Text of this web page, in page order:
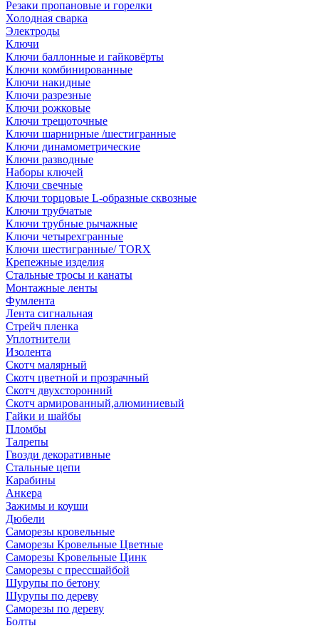
Резаки пропановые и горелки
Холодная сварка
Электроды
Ключи
Ключи баллонные и гайковёрты
Ключи комбинированные
Ключи накидные
Ключи разрезные
Ключи рожковые
Ключи трещоточные
Ключи шарнирные /шестигранные
Ключи динамометрические
Ключи разводные
Наборы ключей
Ключи свечные
Ключи торцовые L-образные сквозные
Ключи трубчатые
Ключи трубные рычажные
Ключи четырехгранные
Ключи шестигранные/ TORX
Крепежные изделия
Стальные тросы и канаты
Монтажные ленты
Фумлента
Лента сигнальная
Стрейч пленка
Уплотнители
Изолента
Скотч малярный
Скотч цветной и прозрачный
Скотч двухсторонний
Скотч армированный,алюминиевый
Гайки и шайбы
Пломбы
Талрепы
Гвозди декоративные
Стальные цепи
Карабины
Анкера
Зажимы и коуши
Дюбели
Саморезы кровельные
Саморезы Кровельные Цветные
Саморезы Кровельные Цинк
Саморезы с прессшайбой
Шурупы по бетону
Шурупы по дереву
Саморезы по дереву
Болты